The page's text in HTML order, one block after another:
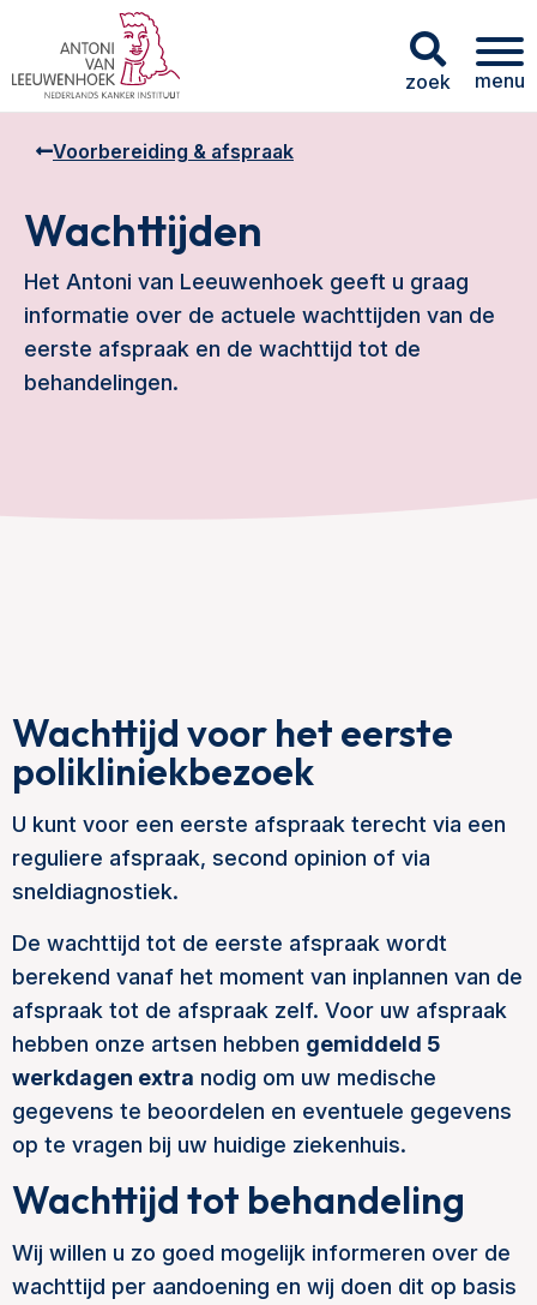
zoek menu
Wachttijden
Het Antoni van Leeuwenhoek geeft u graag
informatie over de actuele wachttijden van de
eerste afspraak en de wachttijd tot de
behandelingen.
Voorbereiding & afspraak
Wachttijd voor het eerste
polikliniekbezoek
U kunt voor een eerste afspraak terecht via een
reguliere afspraak, second opinion of via
sneldiagnostiek.
De wachttijd tot de eerste afspraak wordt
berekend vanaf het moment van inplannen van de
afspraak tot de afspraak zelf. Voor uw afspraak
hebben onze artsen hebben gemiddeld 5
werkdagen extra nodig om uw medische
gegevens te beoordelen en eventuele gegevens
op te vragen bij uw huidige ziekenhuis.
Wachttijd tot behandeling
Wij willen u zo goed mogelijk informeren over de
wachttijd per aandoening en wij doen dit op basis